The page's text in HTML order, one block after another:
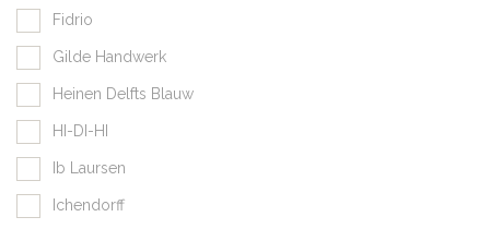
Fidrio
Gilde Handwerk
Heinen Delfts Blauw
HI-DI-HI
Ib Laursen
Ichendorff